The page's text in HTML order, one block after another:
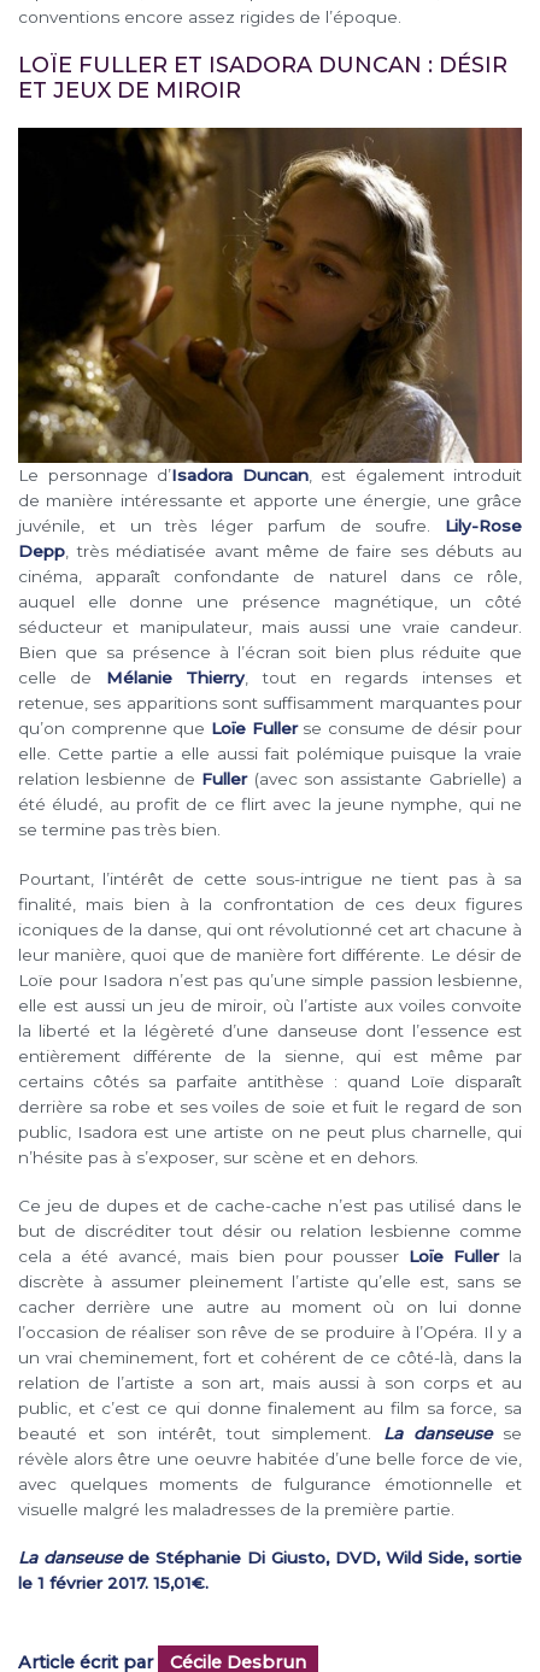
conventions encore assez rigides de l’époque.
LOÏE FULLER ET ISADORA DUNCAN : DÉSIR
ET JEUX DE MIROIR
Le personnage d’Isadora Duncan, est également introduit
de manière intéressante et apporte une énergie, une grâce
juvénile, et un très léger parfum de soufre. Lily-Rose
Depp, très médiatisée avant même de faire ses débuts au
cinéma, apparaît confondante de naturel dans ce rôle,
auquel elle donne une présence magnétique, un côté
séducteur et manipulateur, mais aussi une vraie candeur.
Bien que sa présence à l’écran soit bien plus réduite que
celle de Mélanie Thierry, tout en regards intenses et
retenue, ses apparitions sont suffisamment marquantes pour
qu’on comprenne que Loïe Fullerse consume de désir pour
elle. Cette partie a elle aussi fait polémique puisque la vraie
relation lesbienne de Fuller(avec son assistante Gabrielle) a
été éludé, au profit de ce flirt avec la jeune nymphe, qui ne
se termine pas très bien.
Pourtant, l’intérêt de cette sous-intrigue ne tient pas à sa
finalité, mais bien à la confrontation de ces deux figures
iconiques de la danse, qui ont révolutionné cet art chacune à
leur manière, quoi que de manière fort différente. Le désir de
Loïe pour Isadora n’est pas qu’une simple passion lesbienne,
elle est aussi un jeu de miroir, où l’artiste aux voiles convoite
la liberté et la légèreté d’une danseuse dont l’essence est
entièrement différente de la sienne, qui est même par
certains côtés sa parfaite antithèse : quand Loïe disparaît
derrière sa robe et ses voiles de soie et fuit le regard de son
public, Isadora est une artiste on ne peut plus charnelle, qui
n’hésite pas à s’exposer, sur scène et en dehors.
Ce jeu de dupes et de cache-cache n’est pas utilisé dans le
but de discréditer tout désir ou relation lesbienne comme
cela a été avancé, mais bien pour pousser Loïe Fullerla
discrète à assumer pleinement l’artiste qu’elle est, sans se
cacher derrière une autre au moment où on lui donne
l’occasion de réaliser son rêve de se produire à l’Opéra. Il y a
un vrai cheminement, fort et cohérent de ce côté-là, dans la
relation de l’artiste a son art, mais aussi à son corps et au
public, et c’est ce qui donne finalement au film sa force, sa
beauté et son intérêt, tout simplement.
La danseusese
révèle alors être une oeuvre habitée d’une belle force de vie,
avec quelques moments de fulgurance émotionnelle et
visuelle malgré les maladresses de la première partie.
La danseusede Stéphanie Di Giusto, DVD, Wild Side, sortie
le 1 février 2017. 15,01€.
Article écrit par Cécile Desbrun